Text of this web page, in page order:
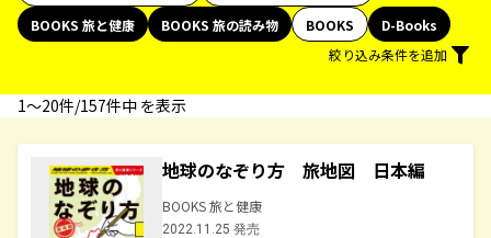
BOOKS 旅と健康
BOOKS 旅の読み物 BOOKS
D-Books
絞り込み条件を追加
1〜20件/157件中 を表示
地球のなぞり方 旅地図 日本編
BOOKS 旅と健康
2022.11.25 発売